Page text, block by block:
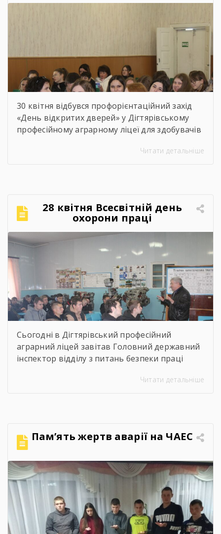
30 квітня відбувся профорієнтаційний захід
«День відкритих дверей» у Дігтярівському
професійному аграрному ліцеї для здобувачів
Срібнянського ліцеїв. Всіх учасників заходу
прийому 2026 року заступник директора з
навчально-виробничої роботи Сергій
Коломієць. Для майбутніх абітурієнтів було
проведено […]
Читати детальніше
28 квітня Всесвітній день
охорони праці
Сьогодні в Дігтярівський професійний
аграрний ліцей завітав Головний державний
інспектор відділу з питань безпеки праці
Чернігівській області Центрального
здорових умов праці». Сучасна концепція
безпеки праці давно вийшла за межі […]
Читати детальніше
Пам’ять жертв аварії на ЧАЕС